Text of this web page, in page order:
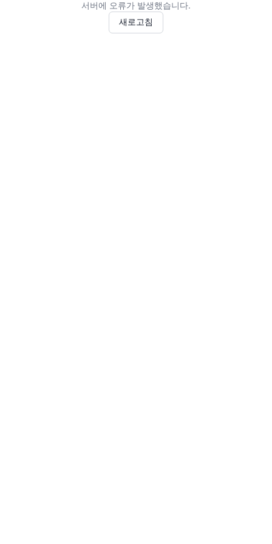
서버에 오류가 발생했습니다.
새로고침